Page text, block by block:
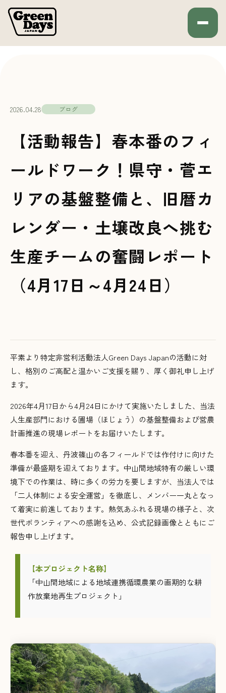
2026.04.28 ブログ
【活動報告】春本番のフィ
ールドワーク！県守・菅エ
リアの基盤整備と、旧暦カ
レンダー・土壌改良へ挑む
生産チームの奮闘レポート
（4月17日～4月24日）
平素より特定非営利活動法人Green Days Japanの活動に対
し、格別のご高配と温かいご支援を賜り、厚く御礼申し上げ
ます。
2026年4月17日から4月24日にかけて実施いたしました、当法
人生産部門における圃場（ほじょう）の基盤整備および営農
計画推進の現場レポートをお届けいたします。
春本番を迎え、丹波篠山の各フィールドでは作付けに向けた
準備が最盛期を迎えております。中山間地域特有の厳しい環
境下での作業は、時に多くの労力を要しますが、当法人では
「二人体制による安全運営」を徹底し、メンバー一丸となっ
て着実に前進しております。熱気あふれる現場の様子と、次
世代ボランティアへの感謝を込め、公式記録画像とともにご
報告申し上げます。
【本プロジェクト名称】
「中山間地域による地域連携循環農業の画期的な耕
作放棄地再生プロジェクト」